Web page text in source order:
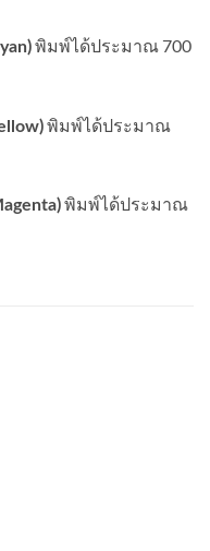
พิมพ์ได้ประมาณ 700
พิมพ์ได้ประมาณ
พิมพ์ได้ประมาณ